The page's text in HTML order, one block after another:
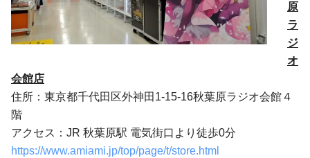
原
ラ
ジ
オ
会館店
住所：東京都千代田区外神田1-15-16秋葉原ラジオ会館４
階
アクセス：JR 秋葉原駅 電気街口より徒歩0分
https://www.amiami.jp/top/page/t/store.html